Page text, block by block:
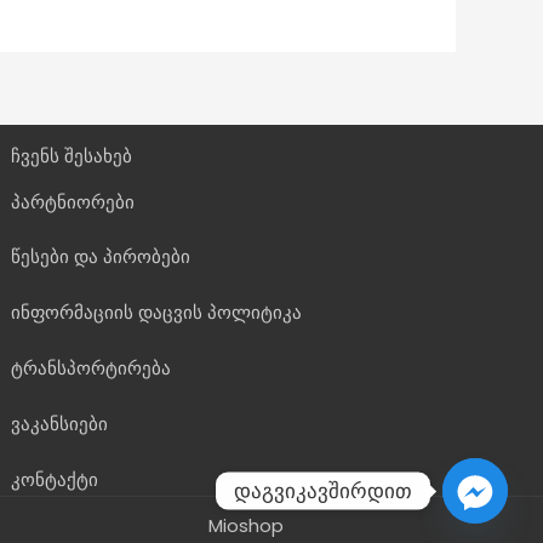
ჩვენს შესახებ
პარტნიორები
წესები და პირობები
ინფორმაციის დაცვის პოლიტიკა
ტრანსპორტირება
ვაკანსიები
კონტაქტი
Mioshop
დაგვიკავშირდით